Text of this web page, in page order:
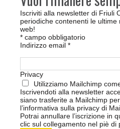
Iscriviti alla newsletter di Friuli
periodiche contenenti le
web!
* campo obbligatorio
Indirizzo email *
Privacy
Utilizziamo Mailchimp
Iscrivendoti alla newsletter
siano trasferite a Mailchimp
l’informativa sulla privacy di
Potrai annullare l’iscrizione in
clic sul collegamento nel piè di